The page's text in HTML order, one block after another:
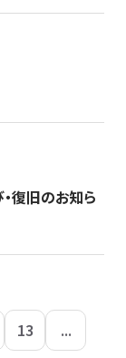
復旧のお知ら
13
...